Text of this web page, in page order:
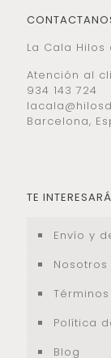
La Cala Hilos
Atención al
934 143 724
Barcelona,
TE
Envío y
Nosotros
Política
Blog